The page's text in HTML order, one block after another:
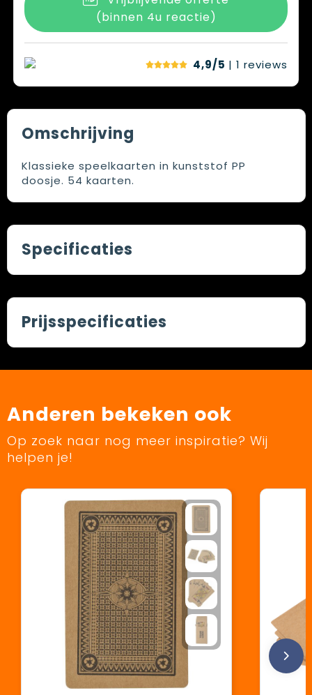
(binnen 4u reactie)
4,9/5 | 1 reviews
Omschrijving
Klassieke speelkaarten in kunststof PP
doosje. 54 kaarten.
Specificaties
Prijsspecificaties
Anderen bekeken ook
Op zoek naar nog meer inspiratie? Wij
helpen je!